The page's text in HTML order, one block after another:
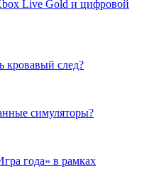
Live Gold и цифровой
кровавый след?
симуляторы?
года» в рамках